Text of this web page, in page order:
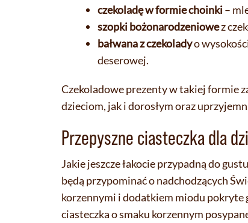
czekoladę w formie choinki–
szopki bożonarodzeniowez
bałwana z czekoladyo
deserowej.
Czekoladowe prezenty w takiej formie
dzieciom, jak i dorosłym oraz
Przepyszne ciasteczka dla
Jakie jeszcze łakocie przypadną do
będą przypominać o nadchodzących
korzennymi i dodatkiem miodu pokryte
ciasteczka o smaku korzennym